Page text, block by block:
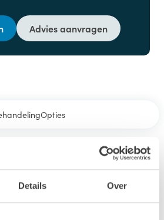
Details Over
Advies aanvragen
Opties